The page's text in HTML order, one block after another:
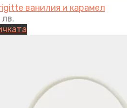
ванилия и карамел